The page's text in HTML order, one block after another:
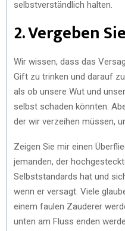
selbstverständlich halten.
2. Vergeben
Wir wissen, dass das
Gift zu trinken und darauf
als ob unsere Wut und
selbst schaden könnten.
der wir verzeihen müssen,
Zeigen Sie mir einen
jemanden, der
Selbststandards hat und
wenn er versagt. Viele
einem faulen Zauderer
unten am Fluss enden